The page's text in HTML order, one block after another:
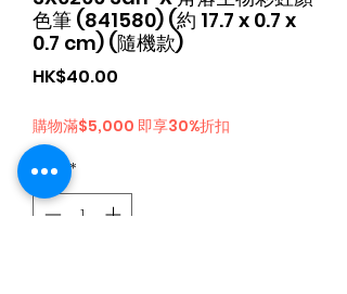
色筆 (841580) (約 17.7 x 0.7 x
0.7 cm) (隨機款)
HK$40.00
購物滿$5,000 即享30%折扣
수량 *